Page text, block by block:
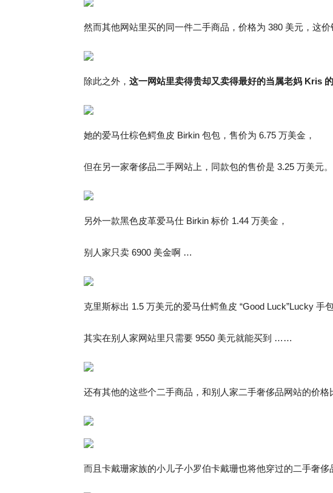
然而其他网站里买的同一件二手商品，价格为 380 美元，这价
除此之外， 这一网站里卖得贵却又卖得最好的当属老妈 Kris
她的爱马仕棕色鳄鱼皮 Birkin 包包，售价为 6.75 万美金，
但在另一家奢侈品二手网站上，同款包的售价是 3.25 万美元。
另外一款黑色皮革爱马仕 Birkin 标价 1.44 万美金，
别人家只卖 6900 美金啊 …
克里斯标出 1.5 万美元的爱马仕鳄鱼皮 “Good Luck”Lucky 手包
其实在别人家网站里只需要 9550 美元就能买到 ……
还有其他的这些个二手商品，和别人家二手奢侈品网站的价
而且卡戴珊家族的小儿子小罗伯卡戴珊也将他穿过的二手奢侈